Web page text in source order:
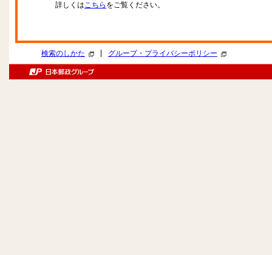
詳しくはこちら をご覧ください。
検索のしかた グループ・プライバシーポリシー